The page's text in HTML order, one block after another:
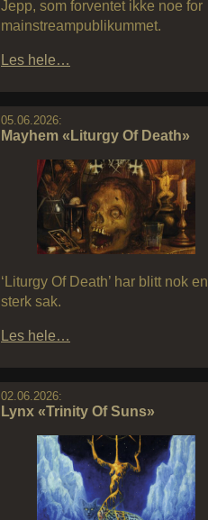
Jepp, som forventet ikke noe for
mainstreampublikummet.
Les hele…
05.06.2026:
Mayhem «Liturgy Of Death»
‘Liturgy Of Death’ har blitt nok en
sterk sak.
Les hele…
02.06.2026:
Lynx «Trinity Of Suns»